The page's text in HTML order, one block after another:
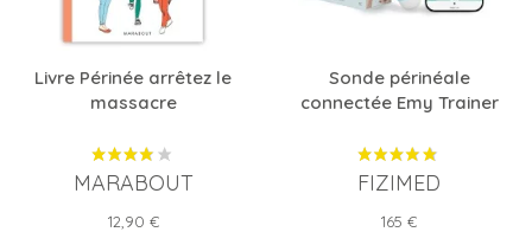
Livre Périnée arrêtez le
massacre
MARABOUT
Prix
12,90 €
Sonde périnéale
connectée Emy Trainer
FIZIMED
Prix
165 €